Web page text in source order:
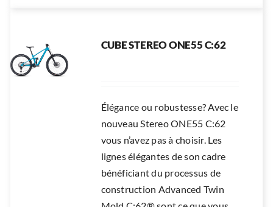
CUBE STEREO ONE55 C:62
Élégance ou robustesse? Avec le
nouveau Stereo ONE55 C:62
vous n’avez pas à choisir. Les
lignes élégantes de son cadre
bénéficiant du processus de
construction Advanced Twin